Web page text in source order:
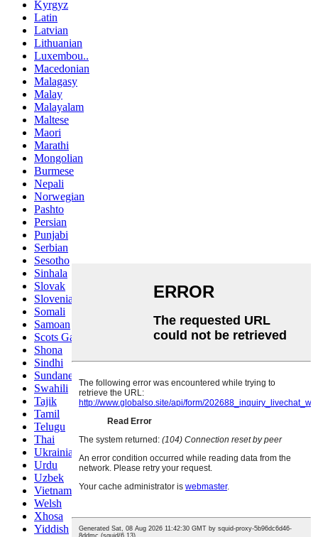
Kyrgyz
Latin
Latvian
Lithuanian
Luxembou..
Macedonian
Malagasy
Malay
Malayalam
Maltese
Maori
Marathi
Mongolian
Burmese
Nepali
Norwegian
Pashto
Persian
Punjabi
Serbian
Sesotho
Sinhala
Slovak
Slovenian
Somali
Samoan
Scots Gaelic
Shona
Sindhi
Sundanese
Swahili
Tajik
Tamil
Telugu
Thai
Ukrainian
Urdu
Uzbek
Vietnamese
Welsh
Xhosa
Yiddish